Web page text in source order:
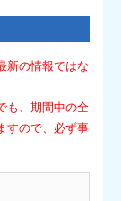
新の情報ではな
も、期間中の全
すので、必ず事